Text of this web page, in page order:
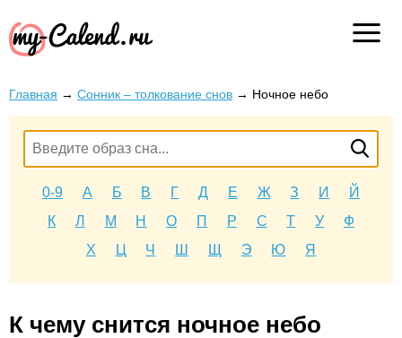
Главная → Сонник – толкование снов → Ночное небо
0-9 А Б В Г Д Е Ж З И
Й
К
Л М Н О П Р С Т У
Ф
Х
Ц Ч Ш Щ Э Ю Я
К чему снится ночное небо